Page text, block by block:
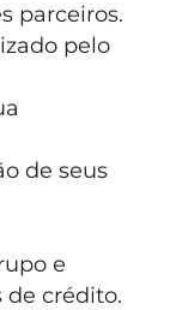
parceiros.
pelo
de seus
e
de crédito.